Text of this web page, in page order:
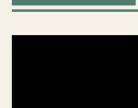
Rotterdam